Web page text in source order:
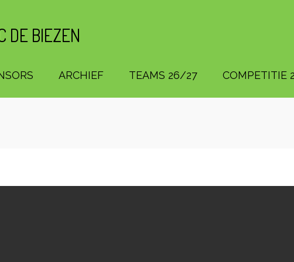
DE BIEZEN
ARCHIEF TEAMS 26/27 COMPETITIE